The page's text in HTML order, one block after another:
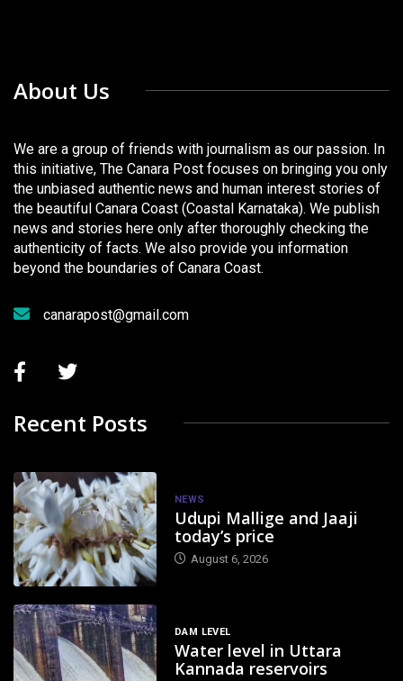
About Us
We are a group of friends with journalism as our passion. In
this initiative, The Canara Post focuses on bringing you only
the unbiased authentic news and human interest stories of
the beautiful Canara Coast (Coastal Karnataka). We publish
news and stories here only after thoroughly checking the
authenticity of facts. We also provide you information
beyond the boundaries of Canara Coast.
canarapost@gmail.com
Recent Posts
NEWS
Udupi Mallige and Jaaji
today’s price
August 6, 2026
DAM LEVEL
Water level in Uttara
Kannada reservoirs